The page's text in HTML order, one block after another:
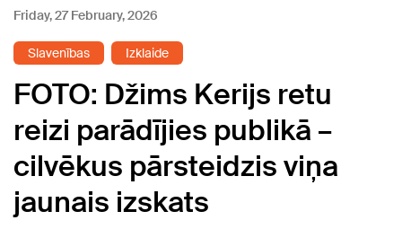
Friday, 27 February, 2026
Slavenības Izklaide
FOTO: Džims Kerijs retu
reizi parādījies publikā –
cilvēkus pārsteidzis viņa
jaunais izskats